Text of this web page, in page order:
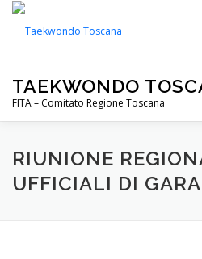
Passa
contenuto
TAEKWONDO
FITA – Comitato Regione Toscana
FITA PALESTRE
RIUNIONE
UFFICIALI DI GARA